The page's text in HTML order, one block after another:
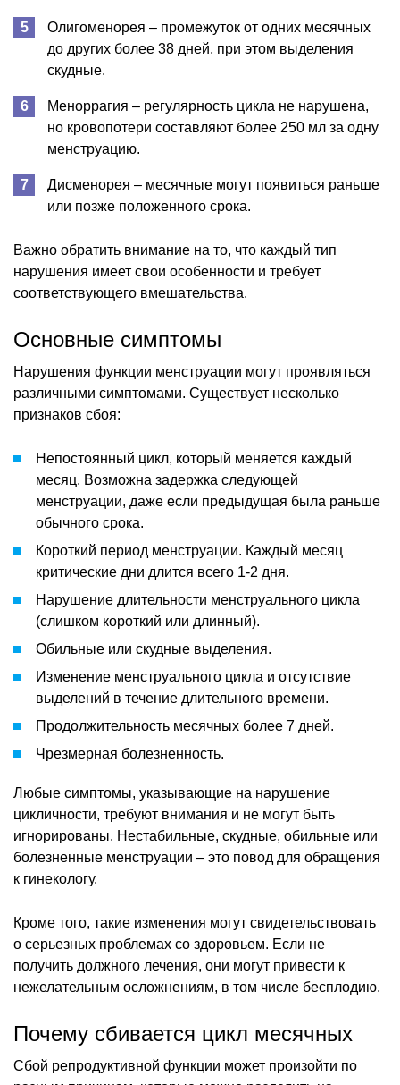
Олигоменорея – промежуток от одних месячных
до других более 38 дней, при этом выделения
скудные.
Меноррагия – регулярность цикла не нарушена,
но кровопотери составляют более 250 мл за одну
менструацию.
Дисменорея – месячные могут появиться раньше
или позже положенного срока.
Важно обратить внимание на то, что каждый тип
нарушения имеет свои особенности и требует
соответствующего вмешательства.
Основные симптомы
Нарушения функции менструации могут проявляться
различными симптомами. Существует несколько
признаков сбоя:
Непостоянный цикл, который меняется каждый
месяц. Возможна задержка следующей
менструации, даже если предыдущая была раньше
обычного срока.
Короткий период менструации. Каждый месяц
критические дни длится всего 1-2 дня.
Нарушение длительности менструального цикла
(слишком короткий или длинный).
Обильные или скудные выделения.
Изменение менструального цикла и отсутствие
выделений в течение длительного времени.
Продолжительность месячных более 7 дней.
Чрезмерная болезненность.
Любые симптомы, указывающие на нарушение
цикличности, требуют внимания и не могут быть
игнорированы. Нестабильные, скудные, обильные или
болезненные менструации – это повод для обращения
к гинекологу.
Кроме того, такие изменения могут свидетельствовать
о серьезных проблемах со здоровьем. Если не
получить должного лечения, они могут привести к
нежелательным осложнениям, в том числе бесплодию.
Почему сбивается цикл месячных
Сбой репродуктивной функции может произойти по